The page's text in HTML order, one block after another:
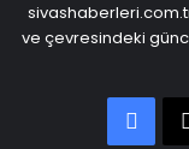
ve çevresindeki